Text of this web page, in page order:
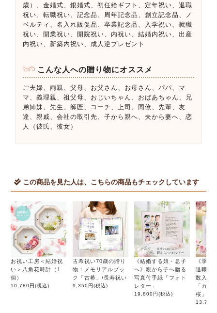
歳）、金婚式、銀婚式、初任給ギフト、定年祝い、退職
祝い、転職祝い、記念品、周年記念品、創立記念品、ノ
ベルティ、名入れ販促品、卒業記念品、入学祝い、就職
祝い、開業祝い、開院祝い、内祝い、結婚内祝い、出産
内祝い、新築内祝い、成人逆プレゼント
こんな人への贈り物にオススメ
ご夫婦、両親、父母、お父さん、お母さん、パパ、マ
マ、義理親、祖父母、おじいちゃん、おばあちゃん、兄
弟姉妹、先生、師匠、コーチ、上司、同僚、先輩、友
達、親戚、会社の取引先、子から親へ、夫から妻へ、恋
人（彼氏、彼女）
この商品を見た人は、こちらの商品もチェックしています
お祝い工房＜結婚祝
い＞八角花時計（1
個）
10,780円(税込)
古希祝い70歳の贈り
物！メモリアルブッ
ク「古希」/長寿祝い
9,350円(税込)
《結婚する娘・息子
へ》親から子へ贈る
写真付手紙「フォト
レター」
19,800円(税込)
《季節
退職ギ
数入り
「カ
桜」
13,750